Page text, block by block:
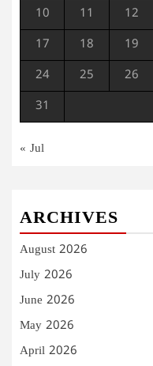
10 11 12
17 18 19
24 25 26
31
« Jul
ARCHIVES
August 2026
July 2026
June 2026
May 2026
April 2026